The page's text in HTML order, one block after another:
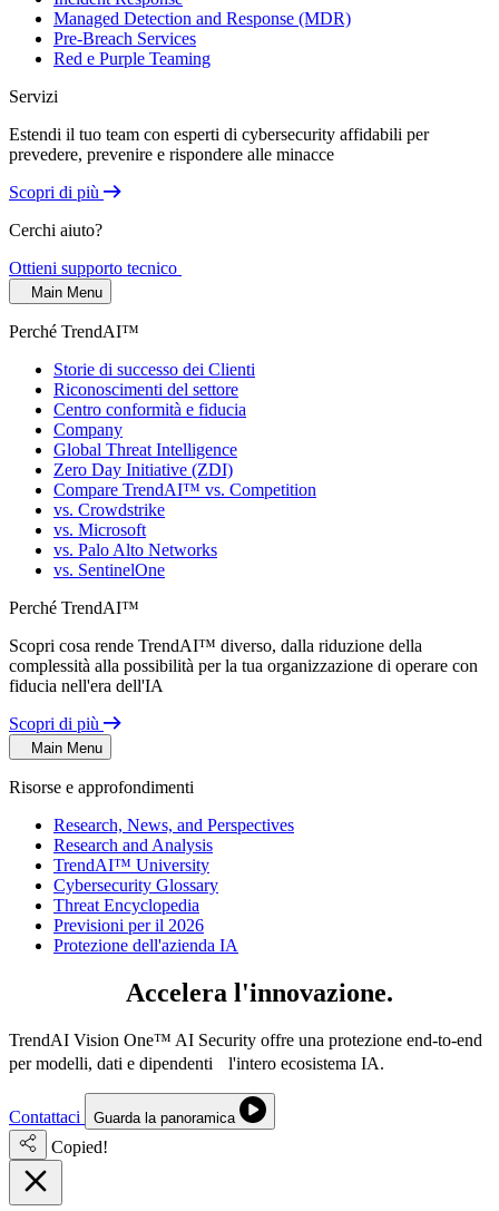
Managed Detection and Response (MDR)
Pre-Breach Services
Red e Purple Teaming
Servizi
Estendi il tuo team con esperti di cybersecurity affidabili per
prevedere, prevenire e rispondere alle minacce
Scopri di più
Cerchi aiuto?
Ottieni supporto tecnico
Main Menu
Perché TrendAI™
Storie di successo dei Clienti
Riconoscimenti del settore
Centro conformità e fiducia
Company
Global Threat Intelligence
Zero Day Initiative (ZDI)
Compare TrendAI™ vs. Competition
vs. Crowdstrike
vs. Microsoft
vs. Palo Alto Networks
vs. SentinelOne
Perché TrendAI™
Scopri cosa rende TrendAI™ diverso, dalla riduzione della
complessità alla possibilità per la tua organizzazione di operare con
fiducia nell'era dell'IA
Scopri di più
Main Menu
Risorse e approfondimenti
Research, News, and Perspectives
Research and Analysis
TrendAI™ University
Cybersecurity Glossary
Threat Encyclopedia
Previsioni per il 2026
Protezione dell'azienda IA
Accelera l'innovazione.
TrendAI Vision One™ AI Security offre una protezione end-to-end
per modelli, dati e dipendenti l'intero ecosistema IA.
Contattaci Guarda la panoramica
Copied!